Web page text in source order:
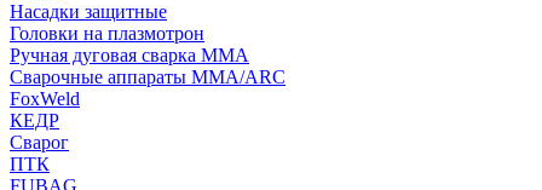
Насадки защитные
Головки на плазмотрон
Ручная дуговая сварка MMA
Сварочные аппараты MMA/ARC
FoxWeld
КЕДР
Сварог
ПТК
FUBAG